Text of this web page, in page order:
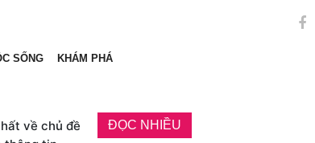
SỐNG KHÁM PHÁ
về chủ đề
ĐỌC NHIỀU